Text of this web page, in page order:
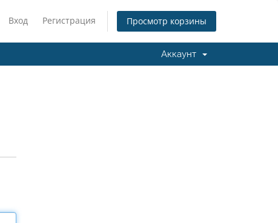
Вход Регистрация Просмотр корзины
Аккаунт